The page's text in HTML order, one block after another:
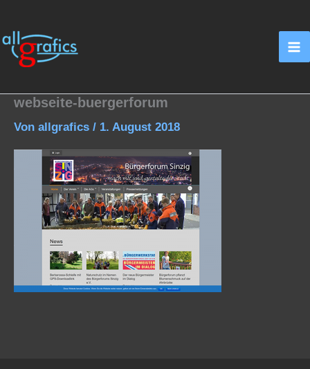
springen
webseite-buergerforum
Von allgrafics / 1. August 2018